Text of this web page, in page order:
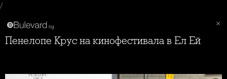
/
Пенелопе Крус на кинофестивала в Ел Ей